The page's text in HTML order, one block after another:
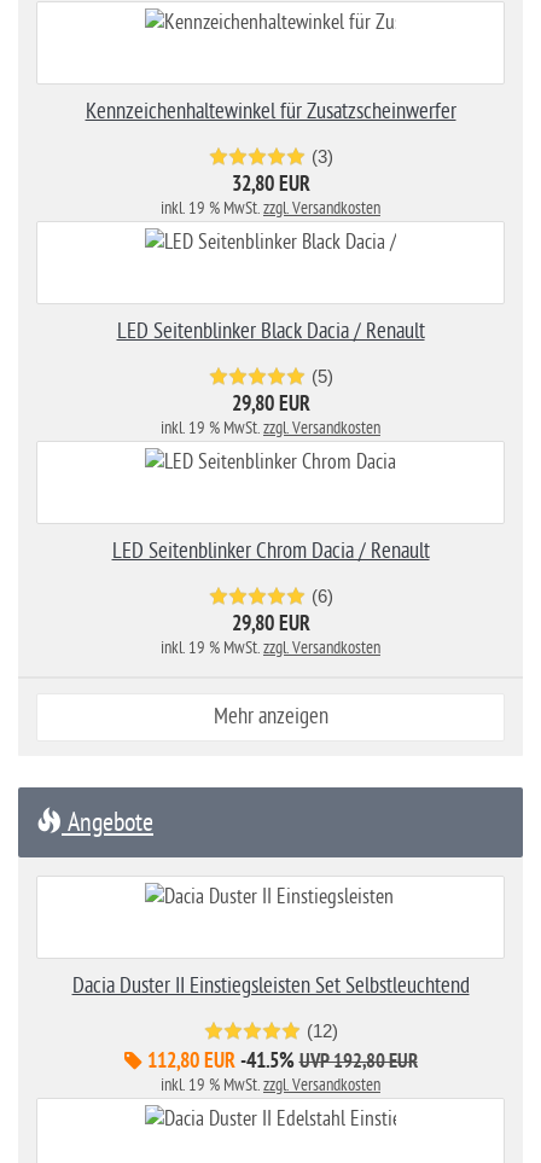
Kennzeichenhaltewinkel für Zusatzscheinwerfer
(3)
32,80 EUR
inkl. 19 % MwSt.zzgl. Versandkosten
LED Seitenblinker Black Dacia / Renault
(5)
29,80 EUR
inkl. 19 % MwSt.zzgl. Versandkosten
LED Seitenblinker Chrom Dacia / Renault
(6)
29,80 EUR
inkl. 19 % MwSt.zzgl. Versandkosten
Mehr anzeigen
Angebote
Dacia Duster II Einstiegsleisten Set Selbstleuchtend
(12)
112,80 EUR -41.5% UVP 192,80 EUR
inkl. 19 % MwSt.zzgl. Versandkosten